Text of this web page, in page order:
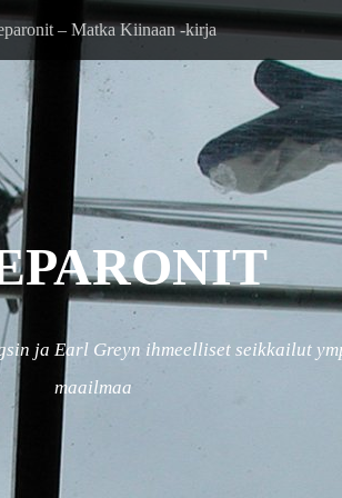
– Matka Kiinaan -kirja
ja Earl Greyn ihmeelliset seikkailut
maailmaa